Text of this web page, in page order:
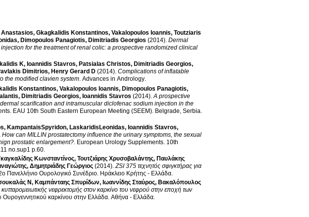
Anastasios, Gkagkalidis Konstantinos, Vakalopoulos Ioannis, Toutziaris
, Dimopoulos Panagiotis, Dimitriadis Georgios (2014). Dermal
for the treatment of renal colic: a prospective randomized clinical
K, Ioannidis Stavros, Patsialas Christos, Dimitriadis Georgios,
Dimitrios, Henry Gerard D (2014). Complications of inflatable
the modified clavien system. Advances in Andrology.
Konstantinos, Vakalopoulos Ioannis, Dimopoulos Panagiotis,
, Dimitriadis Georgios, Ioannidis Stavros (2014).A prospective
scarification and intramuscular diclofenac sodium injection in the
. EAU 10th South Eastern European Meeting (SEEM). Belgrade, Serbia.
, KampantaisSpyridon, LaskaridisLeonidas, Ioannidis Stavros,
. How can MILLIN prostatectomy influence the urinary symptoms, the sexual
suffering from benign prostatic enlargement?. European Urology Supplements. 10th
vol.11 no.sup1 p.60.
Κωνσταντίνος, Τουτζιάρης Χρυσοβαλάντης, Παυλάκης
, Δημητριάδης Γεώργιος (2014).ZSI 375 τεχνητός σφιγκτήρας για
Πανελλήνιο Ουρολογικό Συνέδριο. Ηράκλειο Κρήτης - Ελλάδα.
Ν, Καμπάνταης Σπυρίδων, Ιωαννίδης Σταύρος, Βακαλόπουλος
νεφρεκτομής στον καρκίνο του νεφρού στην εποχή των
Ουρογεννητικού καρκίνου στην Ελλάδα. Αθήνα - Ελλάδα.